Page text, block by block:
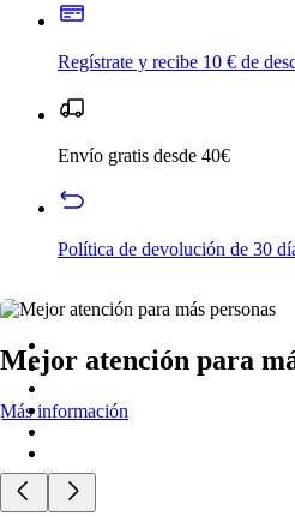
Regístrate y recibe 10 € de
Envío gratis desde 40€
Política de devolución de 30
Mejor atención para
Más información